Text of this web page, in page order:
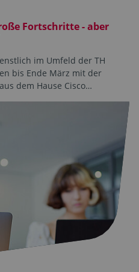
Fortschritte - aber
im Umfeld der TH
bis Ende März mit der
dem Hause Cisco…